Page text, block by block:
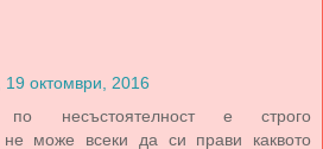
19 октомври, 2016
по несъстоятелност е строго
не може всеки да си прави каквото